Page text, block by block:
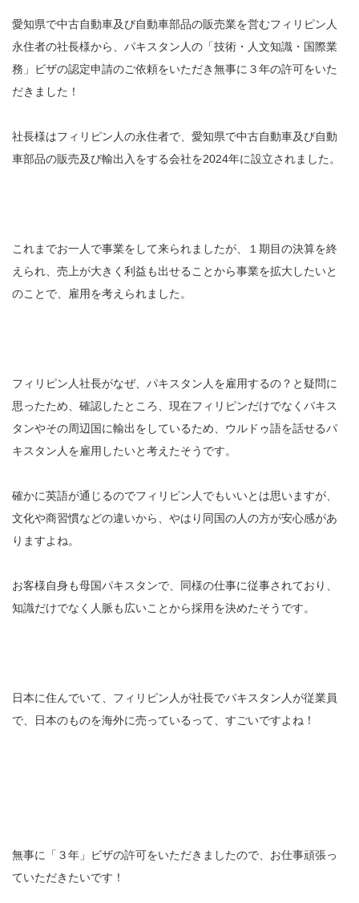
愛知県で中古自動車及び自動車部品の販売業を営むフィリピン人
永住者の社長様から、パキスタン人の「技術・人文知識・国際業
務」ビザの認定申請のご依頼をいただき無事に３年の許可をいた
だきました！
社長様はフィリピン人の永住者で、愛知県で中古自動車及び自動
車部品の販売及び輸出入をする会社を2024年に設立されました。
これまでお一人で事業をして来られましたが、１期目の決算を終
えられ、売上が大きく利益も出せることから事業を拡大したいと
のことで、雇用を考えられました。
フィリピン人社長がなぜ、パキスタン人を雇用するの？と疑問に
思ったため、確認したところ、現在フィリピンだけでなくパキス
タンやその周辺国に輸出をしているため、ウルドゥ語を話せるパ
キスタン人を雇用したいと考えたそうです。
確かに英語が通じるのでフィリピン人でもいいとは思いますが、
文化や商習慣などの違いから、やはり同国の人の方が安心感があ
りますよね。
お客様自身も母国パキスタンで、同様の仕事に従事されており、
知識だけでなく人脈も広いことから採用を決めたそうです。
日本に住んでいて、フィリピン人が社長でパキスタン人が従業員
で、日本のものを海外に売っているって、すごいですよね！
無事に「３年」ビザの許可をいただきましたので、お仕事頑張っ
ていただきたいです！